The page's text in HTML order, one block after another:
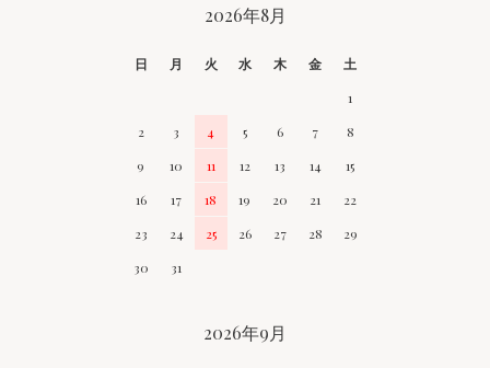
2026年8月
日 月 火 水 木 金
土
1
2
3 4 5 6 7
8
9
10 11 12 13 14
15
16
17 18 19 20 21
22
23
24 25 26 27 28
29
30
31
2026年9月